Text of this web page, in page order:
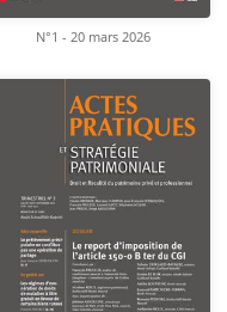
N°1 - 20 mars 2026